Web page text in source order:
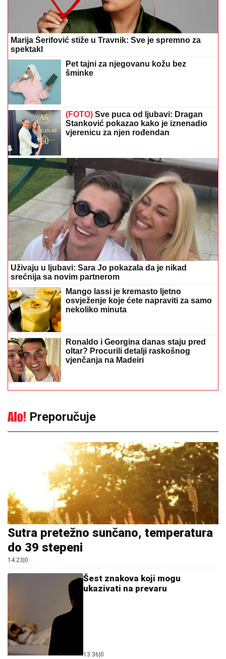
Marija Šerifović stiže u Travnik: Sve je spremno za
spektakl
Pet tajni za njegovanu kožu bez
šminke
(FOTO) Sve puca od ljubavi: Dragan
Stanković pokazao kako je iznenadio
vjerenicu za njen rođendan
Uživaju u ljubavi: Sara Jo pokazala da je nikad
srećnija sa novim partnerom
Mango lassi je kremasto ljetno
osvježenje koje ćete napraviti za samo
nekoliko minuta
Ronaldo i Georgina danas staju pred
oltar? Procurili detalji raskošnog
vjenčanja na Madeiri
Preporučuje
Sutra pretežno sunčano, temperatura
do 39 stepeni
14:23 0
Šest znakova koji mogu
ukazivati na prevaru
13:36 0